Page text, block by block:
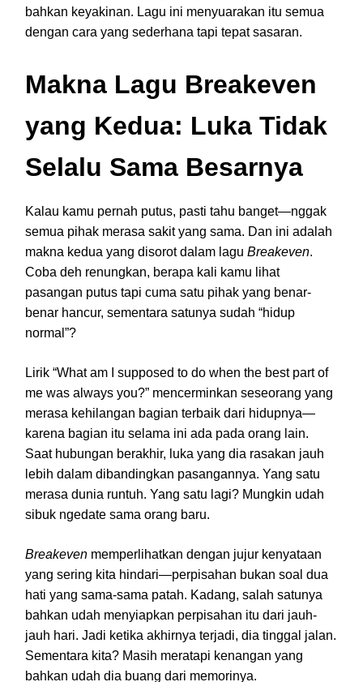
bahkan keyakinan. Lagu ini menyuarakan itu semua
dengan cara yang sederhana tapi tepat sasaran.
Makna Lagu Breakeven
yang Kedua: Luka Tidak
Selalu Sama Besarnya
Kalau kamu pernah putus, pasti tahu banget—nggak
semua pihak merasa sakit yang sama. Dan ini adalah
makna kedua yang disorot dalam lagu Breakeven.
Coba deh renungkan, berapa kali kamu lihat
pasangan putus tapi cuma satu pihak yang benar-
benar hancur, sementara satunya sudah “hidup
normal”?
Lirik “What am I supposed to do when the best part of
me was always you?” mencerminkan seseorang yang
merasa kehilangan bagian terbaik dari hidupnya—
karena bagian itu selama ini ada pada orang lain.
Saat hubungan berakhir, luka yang dia rasakan jauh
lebih dalam dibandingkan pasangannya. Yang satu
merasa dunia runtuh. Yang satu lagi? Mungkin udah
sibuk ngedate sama orang baru.
Breakeven memperlihatkan dengan jujur kenyataan
yang sering kita hindari—perpisahan bukan soal dua
hati yang sama-sama patah. Kadang, salah satunya
bahkan udah menyiapkan perpisahan itu dari jauh-
jauh hari. Jadi ketika akhirnya terjadi, dia tinggal jalan.
Sementara kita? Masih meratapi kenangan yang
bahkan udah dia buang dari memorinya.